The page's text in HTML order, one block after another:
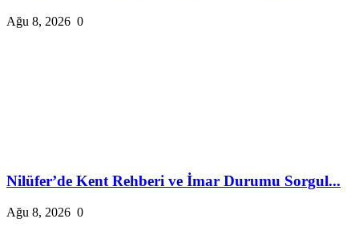
Ağu 8, 2026 0
Nilüfer’de Kent Rehberi ve İmar Durumu Sorgul...
Ağu 8, 2026 0